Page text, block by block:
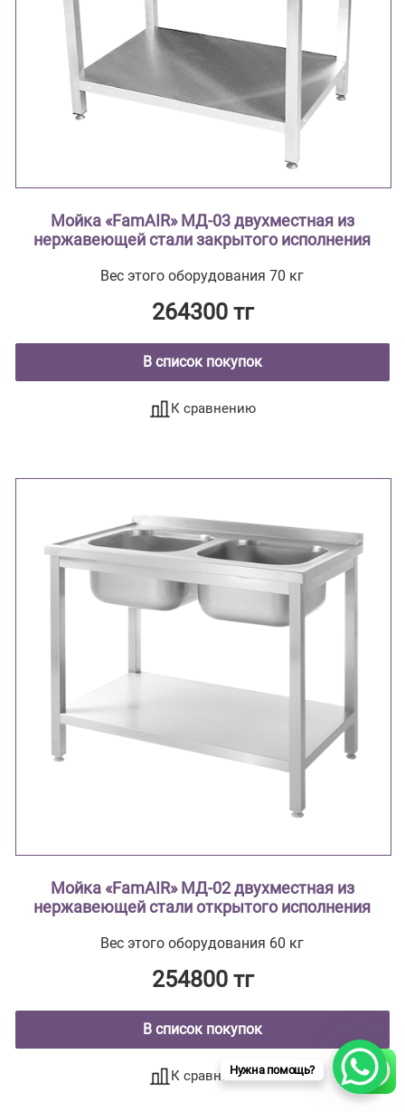
Мойка «FamAIR» МД-03 двухместная из
нержавеющей стали закрытого исполнения
Вес этого оборудования 70 кг
264300 тг
В список покупок
К сравнению
Мойка «FamAIR» МД-02 двухместная из
нержавеющей стали открытого исполнения
Вес этого оборудования 60 кг
254800 тг
В список покупок
К сравнениюНужна помощь?